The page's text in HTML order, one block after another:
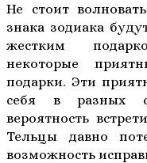
Не стоит
знака зодиака
жестким
некоторые
подарки. Эти
себя в разных
вероятность
Тельцы давно
возможность